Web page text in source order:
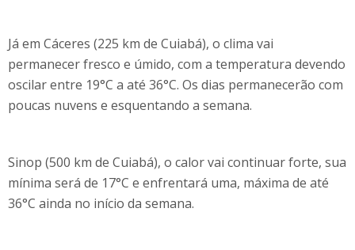
Já em Cáceres (225 km de Cuiabá), o clima vai
permanecer fresco e úmido, com a temperatura devendo
oscilar entre 19°C a até 36°C. Os dias permanecerão com
poucas nuvens e esquentando a semana.
Sinop (500 km de Cuiabá), o calor vai continuar forte, sua
mínima será de 17°C e enfrentará uma, máxima de até
36°C ainda no início da semana.